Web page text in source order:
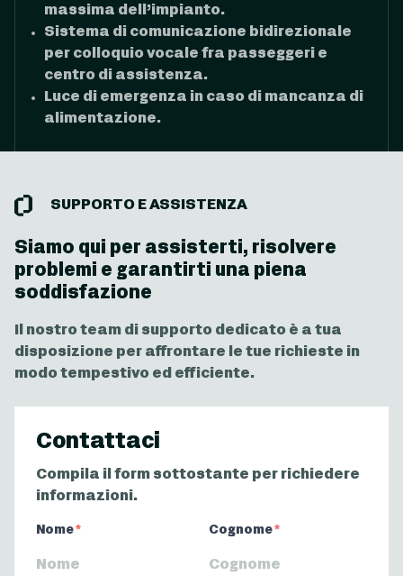
massima dell’impianto.
Sistema di comunicazione bidirezionale
per colloquio vocale fra passeggeri e
centro di assistenza.
Luce di emergenza in caso di mancanza di
alimentazione.
SUPPORTO E ASSISTENZA
Siamo qui per assisterti, risolvere
problemi e garantirti una piena
soddisfazione
Il nostro team di supporto dedicato è a tua
disposizione per affrontare le tue richieste in
modo tempestivo ed efficiente.
Contattaci
Compila il form sottostante per richiedere
informazioni.
Nome
Nome* Cognome*